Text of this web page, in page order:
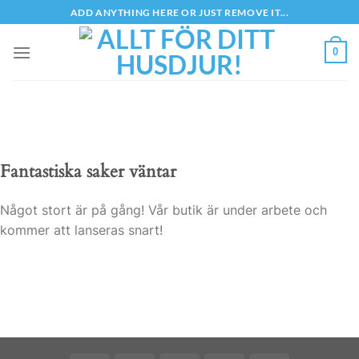
to
content
ADD ANYTHING HERE OR JUST REMOVE IT...
0
Fantastiska saker väntar
Något stort är på gång! Vår butik är under arbete och
kommer att lanseras snart!